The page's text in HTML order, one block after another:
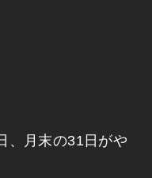
、月末の31日がや